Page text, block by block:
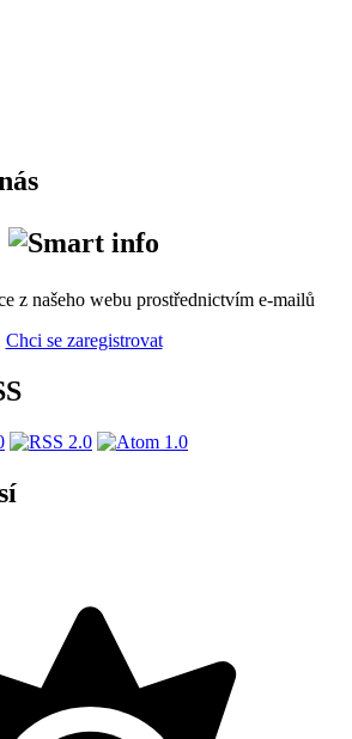
z našeho webu prostřednictvím e-mailů
Chci se zaregistrovat